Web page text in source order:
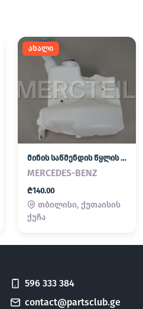
ახალი
მინის საწმენდის წყლის ავზი
MERCEDES-BENZ
₾140.00
თბილისი, ქუთაისის
ქუჩა
596 333 384
contact@partsclub.ge